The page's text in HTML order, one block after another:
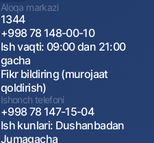
Aloqa markazi
1344
+998 78 148-00-10
Ish vaqti: 09:00 dan 21:00
gacha
Fikr bildiring (murojaat
qoldirish)
Ishonch telefoni
+998 78 147-15-04
Ish kunlari: Dushanbadan
Jumagacha